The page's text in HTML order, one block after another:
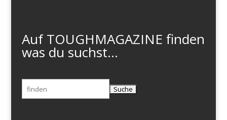
Auf TOUGHMAGAZINE finden
was du suchst...
Suchen
nach: